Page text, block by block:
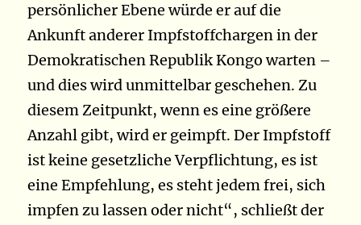
persönlicher Ebene würde er auf die
Ankunft anderer Impfstoffchargen in der
Demokratischen Republik Kongo warten –
und dies wird unmittelbar geschehen. Zu
diesem Zeitpunkt, wenn es eine größere
Anzahl gibt, wird er geimpft. Der Impfstoff
ist keine gesetzliche Verpflichtung, es ist
eine Empfehlung, es steht jedem frei, sich
impfen zu lassen oder nicht“, schließt der